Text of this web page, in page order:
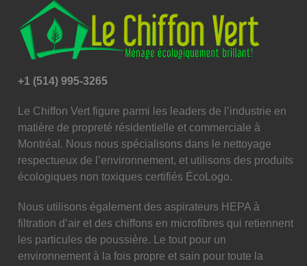
+1 (514) 995-3265
Le Chiffon Vert figure parmi les leaders de l’industrie en
matière de propreté résidentielle et commerciale à
Montréal. Nous nous spécialisons dans le nettoyage
respectueux de l’environnement, et utilisons des produits
écologiques non toxiques certifiés ÉcoLogo.
Nous utilisons également des aspirateurs HEPA à
filtration d’air et des chiffons en microfibres qui retiennent
les particules de poussière. Le tout pour un
environnement à la fois propre et sain pour toute la